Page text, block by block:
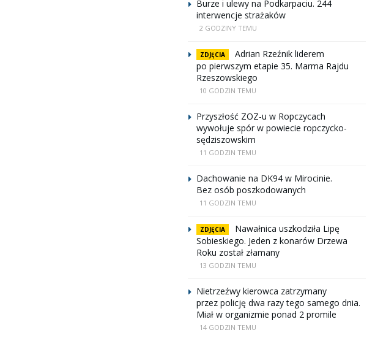
Burze i ulewy na Podkarpaciu. 244
interwencje strażaków
2 GODZINY TEMU
ZDJĘCIA
Adrian Rzeźnik liderem
po pierwszym etapie 35. Marma Rajdu
Rzeszowskiego
10 GODZIN TEMU
Przyszłość ZOZ-u w Ropczycach
wywołuje spór w powiecie ropczycko-
sędziszowskim
11 GODZIN TEMU
Dachowanie na DK94 w Mirocinie.
Bez osób poszkodowanych
11 GODZIN TEMU
ZDJĘCIA
Nawałnica uszkodziła Lipę
Sobieskiego. Jeden z konarów Drzewa
Roku został złamany
13 GODZIN TEMU
Nietrzeźwy kierowca zatrzymany
przez policję dwa razy tego samego dnia.
Miał w organizmie ponad 2 promile
14 GODZIN TEMU